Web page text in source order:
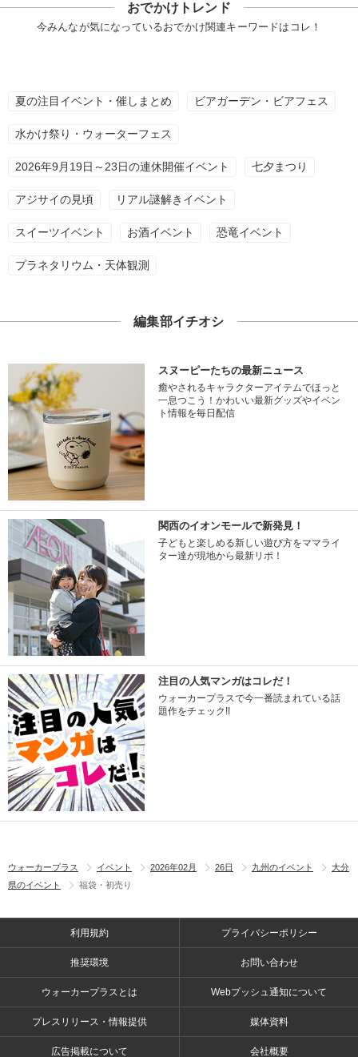
おでかけトレンド
今みんなが気になっているおでかけ関連キーワードはコレ！
夏の注目イベント・催しまとめ ビアガーデン・ビアフェス
水かけ祭り・ウォーターフェス
2026年9月19日～23日の連休開催イベント 七夕まつり
アジサイの見頃 リアル謎解きイベント
スイーツイベント お酒イベント 恐竜イベント
プラネタリウム・天体観測
編集部イチオシ
スヌーピーたちの最新ニュース
癒やされるキャラクターアイテムでほっと
一息つこう！かわいい最新グッズやイベン
ト情報を毎日配信
関西のイオンモールで新発見！
子どもと楽しめる新しい遊び方をママライ
ター達が現地から最新リポ！
注目の人気マンガはコレだ！
ウォーカープラスで今一番読まれている話
題作をチェック!!
ウォーカープラス イベント 2026年02月 26日 九州のイベント
大分
県のイベント
福袋・初売り
利用規約 プライバシーポリシー
推奨環境 お問い合わせ
ウォーカープラスとは Webプッシュ通知について
プレスリリース・情報提供 媒体資料
広告掲載について 会社概要